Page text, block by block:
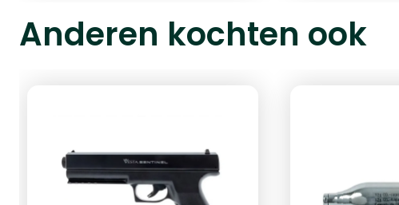
Anderen kochten ook